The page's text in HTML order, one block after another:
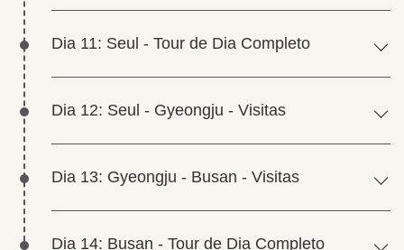
Dia 11: Seul - Tour de Dia Completo
Dia 12: Seul - Gyeongju - Visitas
Dia 13: Gyeongju - Busan - Visitas
Dia 14: Busan - Tour de Dia Completo